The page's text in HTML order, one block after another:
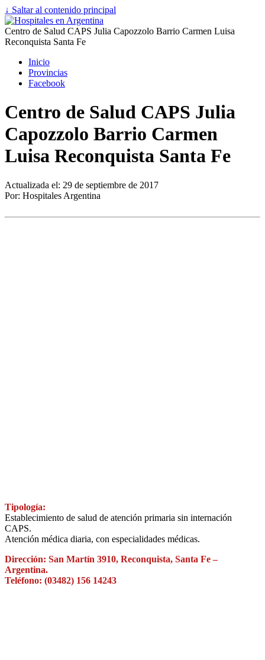
↓ Saltar al contenido principal
Centro de Salud CAPS Julia Capozzolo Barrio Carmen Luisa
Reconquista Santa Fe
Inicio
Provincias
Facebook
Centro de Salud CAPS Julia
Capozzolo Barrio Carmen
Luisa Reconquista Santa Fe
Actualizada el: 29 de septiembre de 2017
Por: Hospitales Argentina
Tipología:
Establecimiento de salud de atención primaria sin internación
CAPS.
Atención médica diaria, con especialidades médicas.
Dirección: San Martín 3910, Reconquista, Santa Fe –
Argentina.
Teléfono: (03482) 156 14243